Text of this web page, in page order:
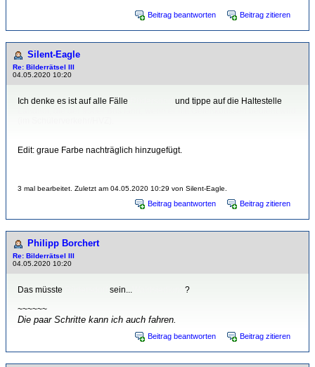
Beitrag beantworten Beitrag zitieren
Silent-Eagle
Re: Bilderrätsel III
04.05.2020 10:20
Ich denke es ist auf alle Fälle
und tippe auf die Haltestelle
Edit: graue Farbe nachträglich hinzugefügt.
3 mal bearbeitet. Zuletzt am 04.05.2020 10:29 von Silent-Eagle.
Beitrag beantworten Beitrag zitieren
Philipp Borchert
Re: Bilderrätsel III
04.05.2020 10:20
Das müsste sein...
?
~~~~~~
Die paar Schritte kann ich auch fahren.
Beitrag beantworten Beitrag zitieren